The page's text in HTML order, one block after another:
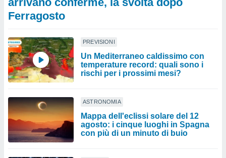
Ferragosto
PREVISIONI
Un Mediterraneo caldissimo con
temperature record: quali sono i
rischi per i prossimi mesi?
ASTRONOMIA
Mappa dell'eclissi solare del 12
agosto: i cinque luoghi in Spagna
con più di un minuto di buio